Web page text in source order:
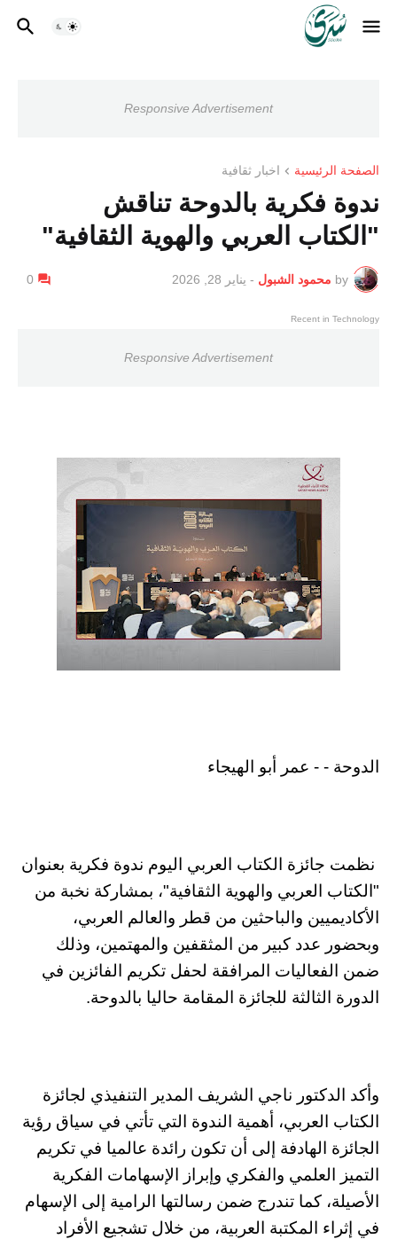
Responsive Advertisement
الصفحة الرئيسية اخبار ثقافية
ندوة فكرية بالدوحة تناقش
"الكتاب العربي والهوية الثقافية"
by محمود الشبول - يناير 28, 2026 0
Recent in Technology
Responsive Advertisement
الدوحة - - عمر أبو الهيجاء
نظمت جائزة الكتاب العربي اليوم ندوة فكرية بعنوان
"الكتاب العربي والهوية الثقافية"، بمشاركة نخبة من
الأكاديميين والباحثين من قطر والعالم العربي،
وبحضور عدد كبير من المثقفين والمهتمين، وذلك
ضمن الفعاليات المرافقة لحفل تكريم الفائزين في
الدورة الثالثة للجائزة المقامة حاليا بالدوحة.
وأكد الدكتور ناجي الشريف المدير التنفيذي لجائزة
الكتاب العربي، أهمية الندوة التي تأتي في سياق رؤية
الجائزة الهادفة إلى أن تكون رائدة عالميا في تكريم
التميز العلمي والفكري وإبراز الإسهامات الفكرية
الأصيلة، كما تندرج ضمن رسالتها الرامية إلى الإسهام
في إثراء المكتبة العربية، من خلال تشجيع الأفراد